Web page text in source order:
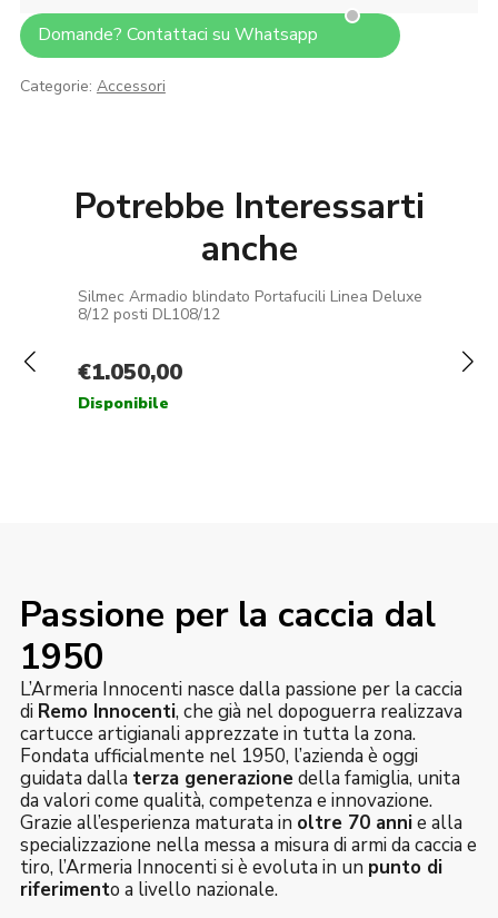
Domande? Contattaci su Whatsapp
Categorie: Accessori
Potrebbe Interessarti
anche
Passione per la caccia dal
1950
L’Armeria Innocenti nasce dalla passione per la caccia
di Remo Innocenti, che già nel dopoguerra realizzava
cartucce artigianali apprezzate in tutta la zona.
Fondata ufficialmente nel 1950, l’azienda è oggi
guidata dalla terza generazionedella famiglia, unita
da valori come qualità, competenza e innovazione.
Grazie all’esperienza maturata in oltre 70 annie alla
specializzazione nella messa a misura di armi da caccia e
tiro, l’Armeria Innocenti si è evoluta in un punto di
riferimento a livello nazionale.